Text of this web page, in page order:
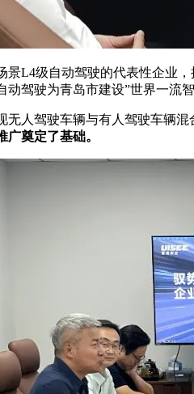
景L4级自动驾驶的代表性企业
驾驶为青岛市建设”世界一流智
无人驾驶车辆与有人驾驶车辆
奠定了基础。